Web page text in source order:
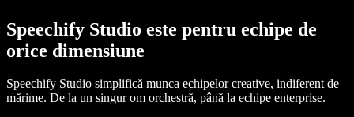
Speechify Studio este pentru echipe de
orice dimensiune
Speechify Studio simplifică munca echipelor creative, indiferent de
mărime. De la un singur om orchestră, până la echipe enterprise.